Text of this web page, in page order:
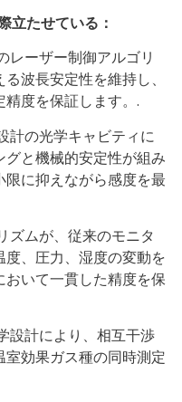
立たせている：
レーザー制御アルゴリ
波長安定性を維持し、
度を保証します。.
計の光学キャビティに
と機械的安定性が組み
に抑えながら感度を最
ズムが、従来のモニタ
、圧力、湿度の変動を
いて一貫した精度を保
設計により、相互干渉
効果ガス種の同時測定